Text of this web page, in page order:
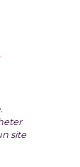
site